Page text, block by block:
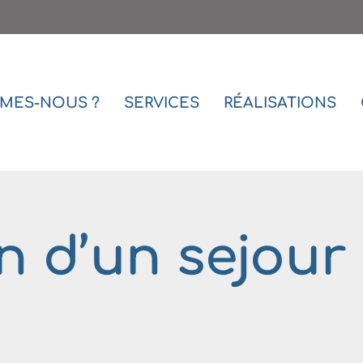
NOUS ? SERVICES RÉALISATIONS
d’un sejour